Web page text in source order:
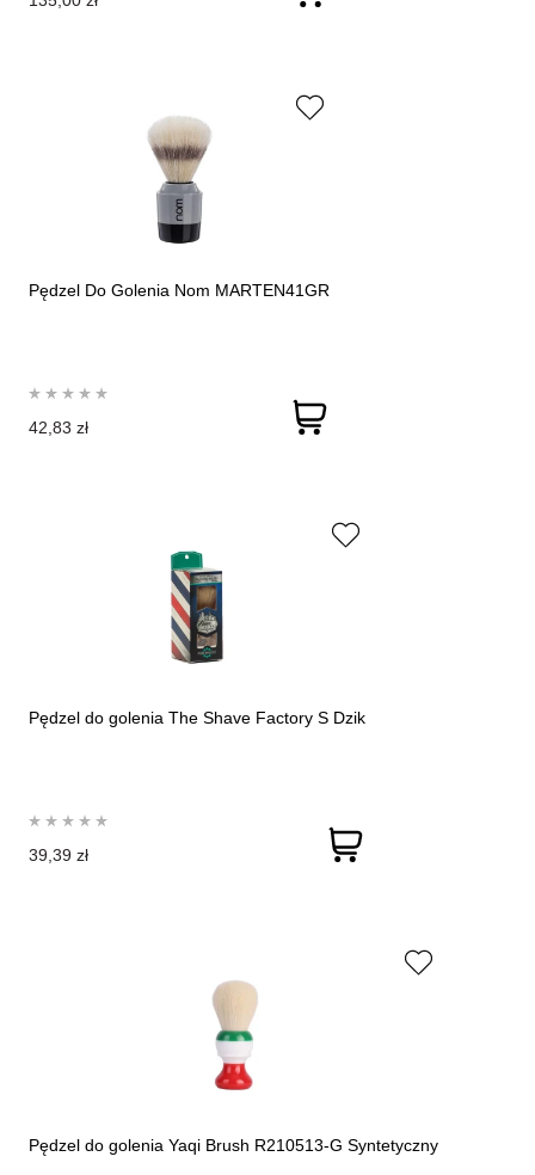
Pędzel Do Golenia Nom MARTEN41GR
42,83 zł
Pędzel do golenia The Shave Factory S Dzik
39,39 zł
Pędzel do golenia Yaqi Brush R210513-G Syntetyczny